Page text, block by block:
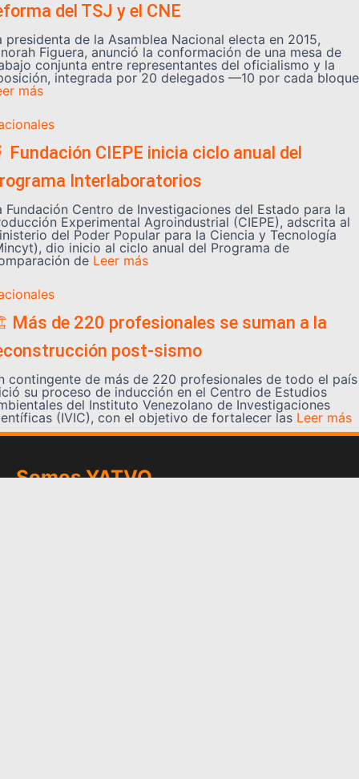
del TSJ y el CNE
presidenta de la Asamblea Nacional electa en 2015,
Figuera, anunció la conformación de una mesa de
conjunta entre representantes del oficialismo y la
integrada por 20 delegados —10 por cada bloque
más
Fundación CIEPE inicia ciclo anual del
Interlaboratorios
Fundación Centro de Investigaciones del Estado para la
Experimental Agroindustrial (CIEPE), adscrita al
del Poder Popular para la Ciencia y Tecnología
dio inicio al ciclo anual del Programa de
de Leer más
de 220 profesionales se suman a la
post-sismo
contingente de más de 220 profesionales de todo el país
su proceso de inducción en el Centro de Estudios
del Instituto Venezolano de Investigaciones
(IVIC), con el objetivo de fortalecer las Leer más
Somos YATVO